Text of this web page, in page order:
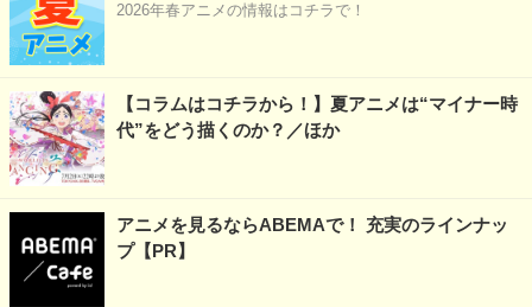
2026年春アニメの情報はコチラで！
【コラムはコチラから！】夏アニメは“マイナー時
代”をどう描くのか？／ほか
アニメを見るならABEMAで！ 充実のラインナッ
プ【PR】